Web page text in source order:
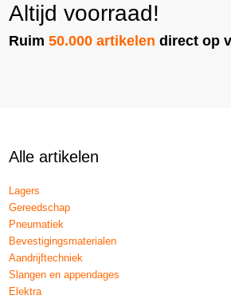
Altijd voorraad!
Ruim50.000 artikelen direct op
Alle artikelen
Lagers
Gereedschap
Pneumatiek
Bevestigingsmaterialen
Aandrijftechniek
Slangen en appendages
Elektra